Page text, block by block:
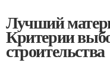
Лучший
Критерии
строительства